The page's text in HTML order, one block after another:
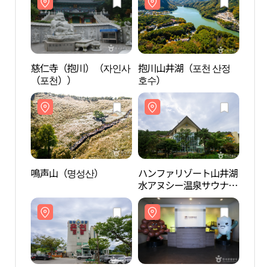
慈仁寺（抱川）（자인사
（포천））
抱川山井湖（포천 산정
호수）
鳴声山（명성산）
ハンファリゾート山井湖
水アヌシー温泉サウナ
（한화리조트 산정호수
안시 온천사우나）